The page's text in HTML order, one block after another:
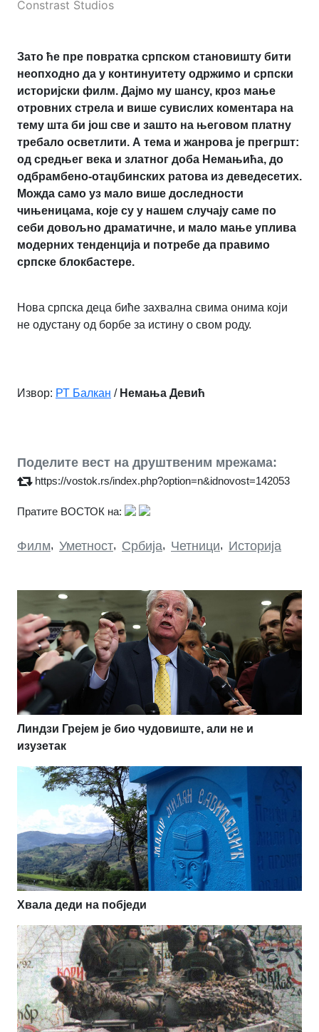
Constrast Studios
Зато ће пре повратка српском становишту бити
неопходно да у континуитету одржимо и српски
историјски филм. Дајмо му шансу, кроз мање
отровних стрела и више сувислих коментара на
тему шта би још све и зашто на његовом платну
требало осветлити. А тема и жанрова је прегршт:
од средњег века и златног доба Немањића, до
одбрамбено-отаџбинских ратова из деведесетих.
Можда само уз мало више доследности
чињеницама, које су у нашем случају саме по
себи довољно драматичне, и мало мање уплива
модерних тенденција и потребе да правимо
српске блокбастере.
Нова српска деца биће захвална свима онима који
не одустану од борбе за истину о свом роду.
Извор: РТ Балкан / Немања Девић
Поделите вест на друштвеним мрежама:
https://vostok.rs/index.php?option=n&idnovost=142053
Пратите ВОСТОК на:
Филм, Уметност, Србија, Четници, Историја
Линдзи Грејем је био чудовиште, али не и
изузетак
Хвала деди на побједи